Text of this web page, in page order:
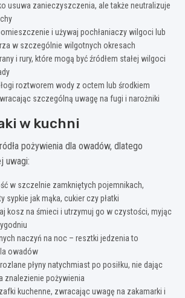
usuwa zanieczyszczenia, ale także neutralizuje
i używaj pochłaniaczy wilgoci lub
w szczególnie wilgotnych okresach
i rury, które mogą być źródłem stałej wilgoci
roztworem wody z octem lub środkiem
szczególną uwagę na fugi i narożniki
w kuchni
pożywienia dla owadów, dlatego
uwagi:
w szczelnie zamkniętych pojemnikach,
sypkie jak mąka, cukier czy płatki
kosz na śmieci i utrzymuj go w czystości, myjąc
naczyń na noc – resztki jedzenia to
owadów
płyny natychmiast po posiłku, nie dając
znalezienie pożywienia
kuchenne, zwracając uwagę na zakamarki i